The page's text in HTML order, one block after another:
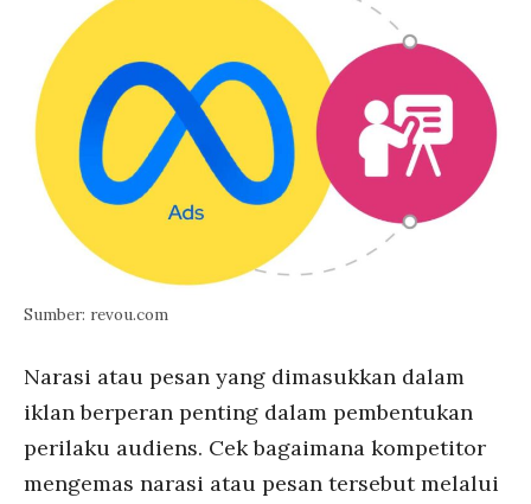
Sumber: revou.com
Narasi atau pesan yang dimasukkan dalam
iklan berperan penting dalam pembentukan
perilaku audiens. Cek bagaimana kompetitor
mengemas narasi atau pesan tersebut melalui